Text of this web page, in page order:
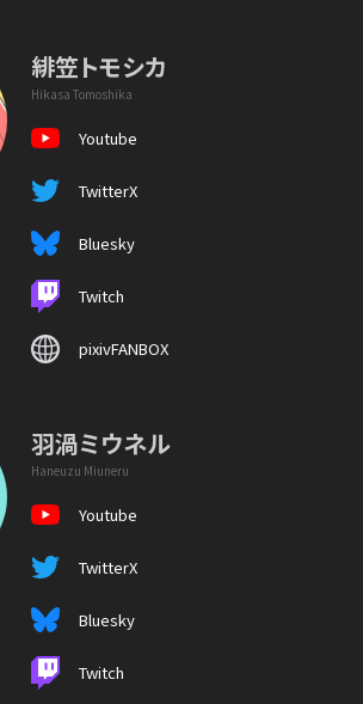
緋笠トモシカ
Hikasa Tomoshika
Youtube
TwitterX
Bluesky
Twitch
pixivFANBOX
羽渦ミウネル
Haneuzu Miuneru
Youtube
TwitterX
Bluesky
Twitch